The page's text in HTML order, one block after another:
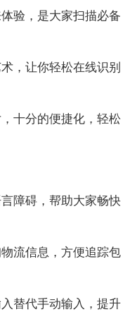
验，是大家扫描必备
，让你轻松在线识别
十分的便捷化，轻松
障碍，帮助大家畅快
流信息，方便追踪包
替代手动输入，提升